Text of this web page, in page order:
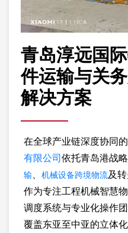
青岛淳远国
件运输与关
解决方案
在全球产业链深度协同的
有限公司 依托青岛港战
输
机械设备跨境物流及
作为专注工程机械智慧
调度系统与专业化操作
覆盖东亚至中亚的立体